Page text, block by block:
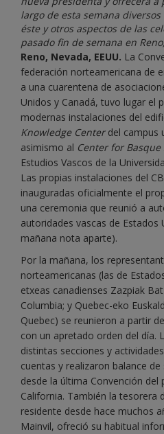
largo de esta semana
éste y otros aspectos de las
pasado fin de semana en
Reno, Nevada, EEUU. La
federación norteamericana de
a una cuarentena de
Unidos y Canadá, tuvo lugar el
modernas instalaciones del
Knowledge Centerdel campus
asimismo al Center for Basque
Estudios Vascos de la
Las propias instalaciones del
inauguradas oficialmente el
una ceremonia que reunió a
autoridades vascas de Estados
mañana nota aparte).
Por la mañana, los
norteamericanas (las de
etxeas canadienses Zazpiak
Columbia; y Quebec-eko
Quebec) se reunieron a partir
con un apretado orden del día.
distintas secciones y
cuentas y realizaron balance
desde la última Convención
California. También la tesorera
residente desde hace muchos
Mainvil, ofreció su habitual